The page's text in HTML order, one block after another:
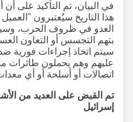
في البيان، تم التأكيد على أن
هذا التاريخ سيُعتبرون "العميل
العدو في ظروف الحرب،
بتهم التجسس أو التعاون
سيتم اتخاذ إجراءات فورية ضد
عليهم وهم يحملون طائرات
اتصالات أو أسلحة أو أي
تم القبض على العديد من
إسرائيل